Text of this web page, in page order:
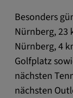
Besonders
Nürnberg,
Nürnberg, 4
Golfplatz
nächsten
nächsten